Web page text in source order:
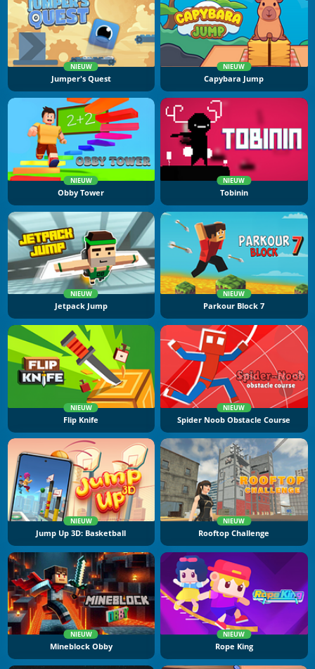
NIEUW
Jumper's Quest
NIEUW
Capybara Jump
NIEUW
Obby Tower
NIEUW
Tobinin
NIEUW
Jetpack Jump
NIEUW
Parkour Block 7
NIEUW
Flip Knife
NIEUW
Spider Noob Obstacle Course
NIEUW
Jump Up 3D: Basketball
NIEUW
Rooftop Challenge
NIEUW
Mineblock Obby
NIEUW
Rope King